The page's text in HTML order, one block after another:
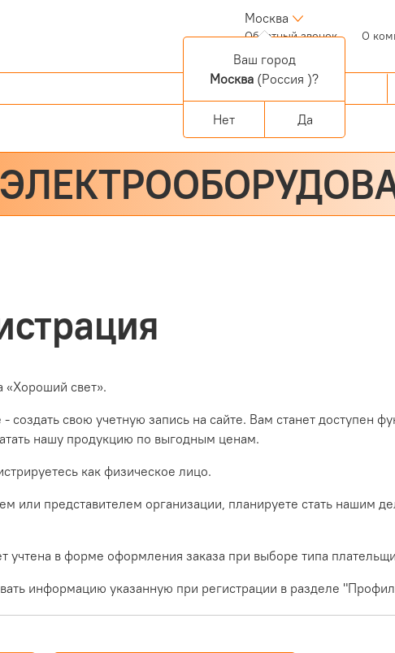
Москва
Обратный звонок(current)
О
«Хороший свет».
свою учетную запись на сайте. Вам станет доступен
нашу продукцию по выгодным ценам.
как физическое лицо.
или представителем организации, планируете стать нашим
в форме оформления заказа при выборе типа
информацию указанную при регистрации в разделе
Ваш город
Москва (Россия )?
Нет Да